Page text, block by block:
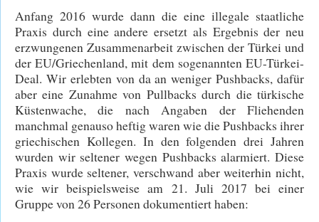
Anfang 2016 wurde dann die eine illegale staatliche
Praxis durch eine andere ersetzt als Ergebnis der neu
erzwungenen Zusammenarbeit zwischen der Türkei und
der EU/Griechenland, mit dem sogenannten EU-Türkei-
Deal. Wir erlebten von da an weniger Pushbacks, dafür
aber eine Zunahme von Pullbacks durch die türkische
Küstenwache, die nach Angaben der Fliehenden
manchmal genauso heftig waren wie die Pushbacks ihrer
griechischen Kollegen. In den folgenden drei Jahren
wurden wir seltener wegen Pushbacks alarmiert. Diese
Praxis wurde seltener, verschwand aber weiterhin nicht,
wie wir beispielsweise am 21. Juli 2017 bei einer
Gruppe von 26 Personen dokumentiert haben: